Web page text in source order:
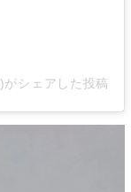
シェアした投稿